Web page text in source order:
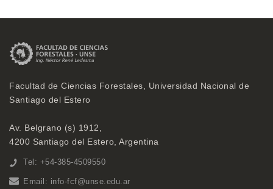
Facultad de Ciencias Forestales, Universidad Nacional de
Santiago del Estero
Av. Belgrano (s) 1912,
4200 Santiago del Estero, Argentina
Tel: +54-385-4509550
Email: info-fcf@unse.edu.ar